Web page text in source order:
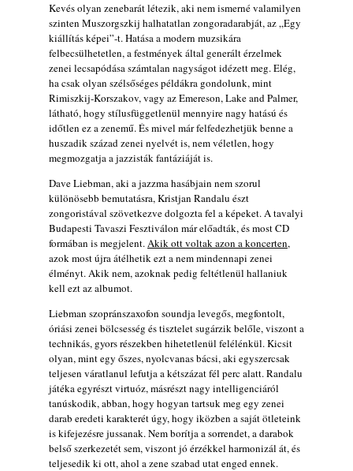
„Electric Outlet”
2026. augusztus 06.
X. BOHÉM JAZZFŐVÁROS fesztivál,
Kecskemét, 2026. augusztus 6-9.: 4 nap, 4
színpad, 10 ország zenészei, 40 óra zene és
tánc!
2026. augusztus 05.
Magyar Jazz ABC – 541. rész: Juhász
Márton
2026. augusztus 05.
Jazz-rock albumok 1983-ból - John Scofield
„Out like a Light”
2026. augusztus 05.
Jazz-rock albumok 1982-ből - John Scofield
„Shinola”
2026. augusztus 04.
Kikkel beszéltem 2.0 – 5. rész: D
2026. augusztus 04.
Lemezek a hatvanas-hetvenes évekből - 84.
rész: Irving Ashby – Memoirs
2026. augusztus 04.
10 éve halt meg lapunk főszerkesztő-
helyettese, Csányi Attila
2026. augusztus 04.
Kevés olyan zenebarát létezik, aki nem ismerné valamilyen
szinten Muszorgszkij halhatatlan zongoradarabját, az „Egy
kiállítás képei”-t. Hatása a modern muzsikára
felbecsülhetetlen, a festmények által generált érzelmek
zenei lecsapódása számtalan nagyságot idézett meg. Elég,
ha csak olyan szélsőséges példákra gondolunk, mint
Rimiszkij-Korszakov, vagy az Emereson, Lake and Palmer,
látható, hogy stílusfüggetlenül mennyire nagy hatású és
időtlen ez a zenemű. És mivel már felfedezhetjük benne a
huszadik század zenei nyelvét is, nem véletlen, hogy
megmozgatja a jazzisták fantáziáját is.
Dave Liebman, aki a jazzma hasábjain nem szorul
különösebb bemutatásra, Kristjan Randalu észt
zongoristával szövetkezve dolgozta fel a képeket. A tavalyi
Budapesti Tavaszi Fesztiválon már előadták, és most CD
formában is megjelent.Akik ott voltak azon a koncerten,
azok most újra átélhetik ezt a nem mindennapi zenei
élményt. Akik nem, azoknak pedig feltétlenül hallaniuk
kell ezt az albumot.
Liebman szopránszaxofon soundja levegős, megfontolt,
óriási zenei bölcsesség és tisztelet sugárzik belőle, viszont a
technikás, gyors részekben hihetetlenül felélénkül. Kicsit
olyan, mint egy őszes, nyolcvanas bácsi, aki egyszercsak
teljesen váratlanul lefutja a kétszázat fél perc alatt. Randalu
játéka egyrészt virtuóz, másrészt nagy intelligenciáról
tanúskodik, abban, hogy hogyan tartsuk meg egy zenei
darab eredeti karakterét úgy, hogy iközben a saját ötleteink
is kifejezésre jussanak. Nem borítja a sorrendet, a darabok
belső szerkezetét sem, viszont jó érzékkel harmonizál át, és
teljesedik ki ott, ahol a zene szabad utat enged ennek.